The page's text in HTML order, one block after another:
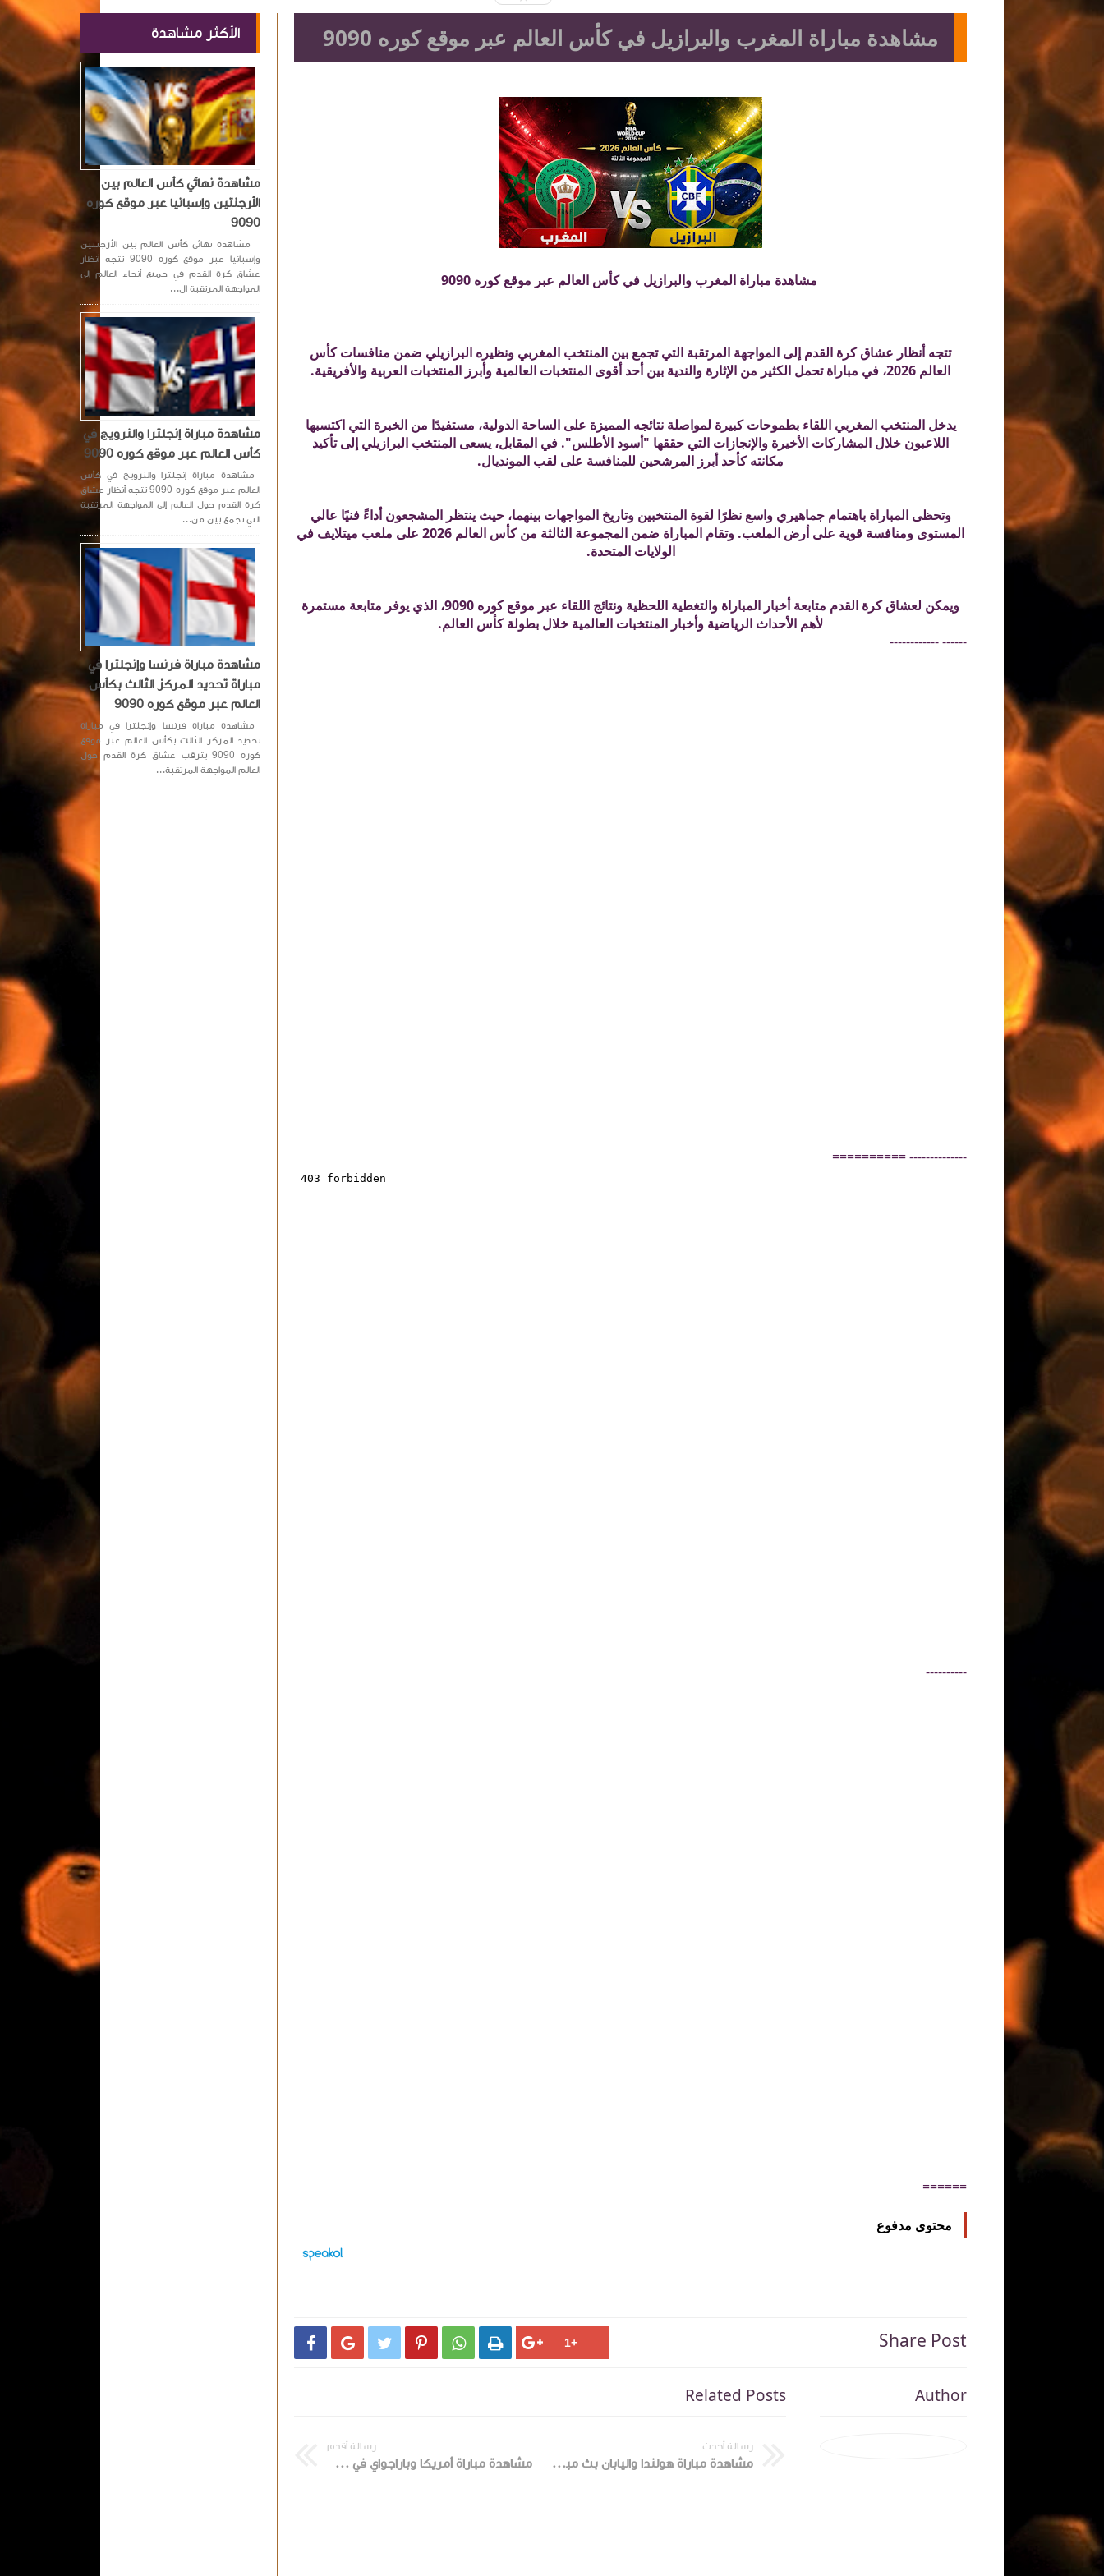
مشاهدة مباراة المغرب والبرازيل في كأس العالم عبر موقع كوره 9090
مشاهدة مباراة المغرب والبرازيل في كأس العالم عبر موقع كوره 9090
تتجه أنظار عشاق كرة القدم إلى المواجهة المرتقبة التي تجمع بين المنتخب المغربي ونظيره البرازيلي ضمن منافسات كأس
العالم 2026، في مباراة تحمل الكثير من الإثارة والندية بين أحد أقوى المنتخبات العالمية وأبرز المنتخبات العربية والأفريقية.
يدخل المنتخب المغربي اللقاء بطموحات كبيرة لمواصلة نتائجه المميزة على الساحة الدولية، مستفيدًا من الخبرة التي اكتسبها
اللاعبون خلال المشاركات الأخيرة والإنجازات التي حققها "أسود الأطلس". في المقابل، يسعى المنتخب البرازيلي إلى تأكيد
مكانته كأحد أبرز المرشحين للمنافسة على لقب المونديال.
وتحظى المباراة باهتمام جماهيري واسع نظرًا لقوة المنتخبين وتاريخ المواجهات بينهما، حيث ينتظر المشجعون أداءً فنيًا عالي
المستوى ومنافسة قوية على أرض الملعب. وتقام المباراة ضمن المجموعة الثالثة من كأس العالم 2026 على ملعب ميتلايف في
الولايات المتحدة.
ويمكن لعشاق كرة القدم متابعة أخبار المباراة والتغطية اللحظية ونتائج اللقاء عبر موقع كوره 9090، الذي يوفر متابعة مستمرة
لأهم الأحداث الرياضية وأخبار المنتخبات العالمية خلال بطولة كأس العالم.
------ ------------
-------------- ==========
----------
======
محتوى مدفوع
Share Post
     
Author
Related Posts
رسالة أحدث
مشاهدة مباراة هولندا واليابان بث مباشر الday في كأس العالم 2026 عبر كورة 9090
رسالة أقدم
مشاهدة مباراة أمريكا وباراجواي في كأس العالم عبر موقع كورة 9090
الأكثر مشاهدة
مشاهدة نهائي كأس العالم بين
الأرجنتين وإسبانيا عبر موقع كوره
9090
مشاهدة نهائي كأس العالم بين الأرجنتين
وإسبانيا عبر موقع كوره 9090 تتجه أنظار
عشاق كرة القدم في جميع أنحاء العالم إلى
المواجهة المرتقبة ال...
مشاهدة مباراة إنجلترا والنرويج في
كأس العالم عبر موقع كوره 9090
مشاهدة مباراة إنجلترا والنرويج في كأس
العالم عبر موقع كوره 9090 تتجه أنظار عشاق
كرة القدم حول العالم إلى المواجهة المرتقبة
التي تجمع بين من...
مشاهدة مباراة فرنسا وإنجلترا في
مباراة تحديد المركز الثالث بكأس
العالم عبر موقع كوره 9090
مشاهدة مباراة فرنسا وإنجلترا في مباراة
تحديد المركز الثالث بكأس العالم عبر موقع
كوره 9090 يترقب عشاق كرة القدم حول
العالم المواجهة المرتقبة...